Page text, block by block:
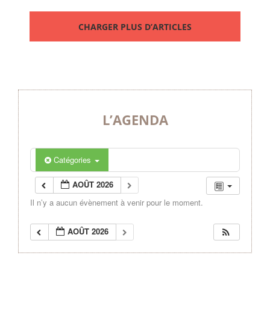
CHARGER PLUS D’ARTICLES
L’AGENDA
Catégories
AOÛT 2026
Il n’y a aucun évènement à venir pour le moment.
AOÛT 2026